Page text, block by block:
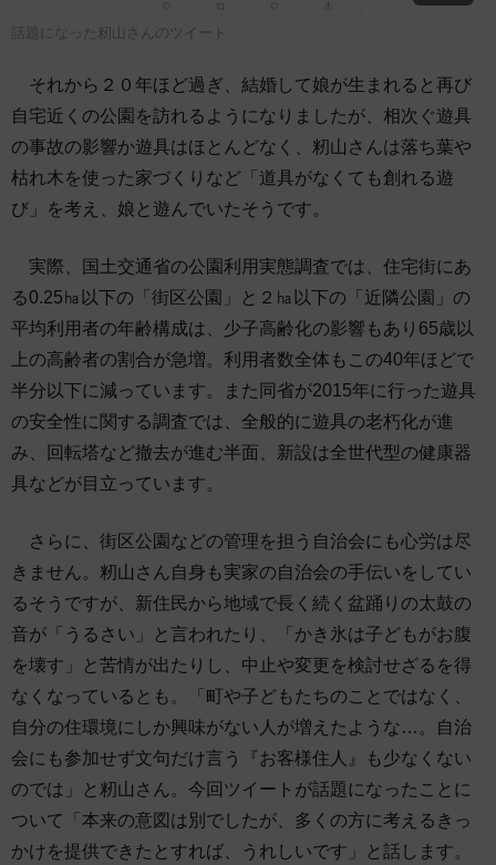
話題になった籾山さんのツイート
それから２０年ほど過ぎ、結婚して娘が生まれると再び
自宅近くの公園を訪れるようになりましたが、相次ぐ遊具
の事故の影響か遊具はほとんどなく、籾山さんは落ち葉や
枯れ木を使った家づくりなど「道具がなくても創れる遊
び」を考え、娘と遊んでいたそうです。
実際、国土交通省の公園利用実態調査では、住宅街にあ
る0.25㏊以下の「街区公園」と２㏊以下の「近隣公園」の
平均利用者の年齢構成は、少子高齢化の影響もあり65歳以
上の高齢者の割合が急増。利用者数全体もこの40年ほどで
半分以下に減っています。また同省が2015年に行った遊具
の安全性に関する調査では、全般的に遊具の老朽化が進
み、回転塔など撤去が進む半面、新設は全世代型の健康器
具などが目立っています。
さらに、街区公園などの管理を担う自治会にも心労は尽
きません。籾山さん自身も実家の自治会の手伝いをしてい
るそうですが、新住民から地域で長く続く盆踊りの太鼓の
音が「うるさい」と言われたり、「かき氷は子どもがお腹
を壊す」と苦情が出たりし、中止や変更を検討せざるを得
なくなっているとも。「町や子どもたちのことではなく、
自分の住環境にしか興味がない人が増えたような…。自治
会にも参加せず文句だけ言う『お客様住人』も少なくない
のでは」と籾山さん。今回ツイートが話題になったことに
ついて「本来の意図は別でしたが、多くの方に考えるきっ
かけを提供できたとすれば、うれしいです」と話します。